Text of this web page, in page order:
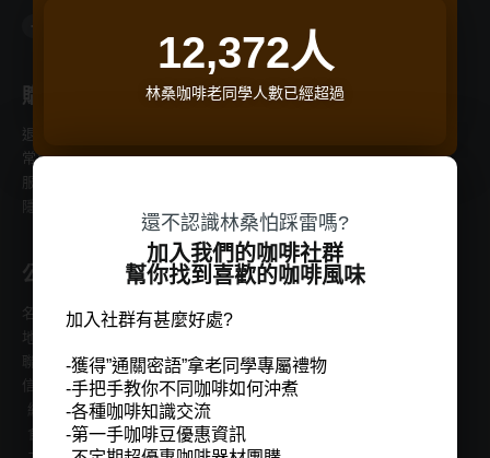
k
-
r
e
a
d
購物支援
退換貨流程
常見問題
服務條款
隱私權條款
商品分類
公司資訊
名稱：桑桑國際有限公司
地址：新北市中和區立德街148巷20號6樓
聯繫電話：(02)22286696
信箱：jain.ting@gmail.com
統一編號：90305897
食品業登錄字號： F-190305897-00000-4
林桑咖啡老同學人數已經超過
12,372人
還不認識林桑怕踩雷嗎?
加入我們的咖啡社群
幫你找到喜歡的咖啡風味
加入社群有甚麼好處?
-獲得”通關密語”拿老同學專屬禮物
-手把手教你不同咖啡如何沖煮
-各種咖啡知識交流
-第一手咖啡豆優惠資訊